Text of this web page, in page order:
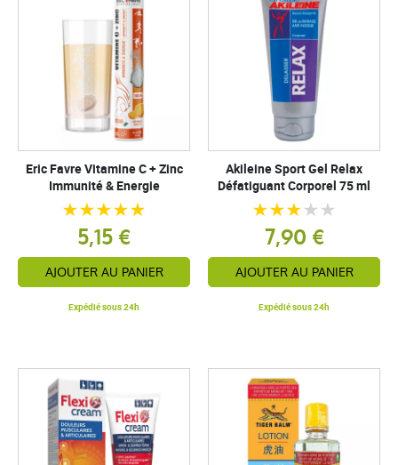
Eric Favre Vitamine C + Zinc
Immunité & Energie
5,15 €
AJOUTER AU PANIER
Expédié sous 24h
Akileine Sport Gel Relax
Défatiguant Corporel 75 ml
7,90 €
AJOUTER AU PANIER
Expédié sous 24h